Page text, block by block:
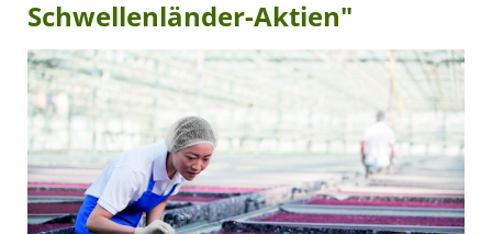
Schwellenländer-Aktien"